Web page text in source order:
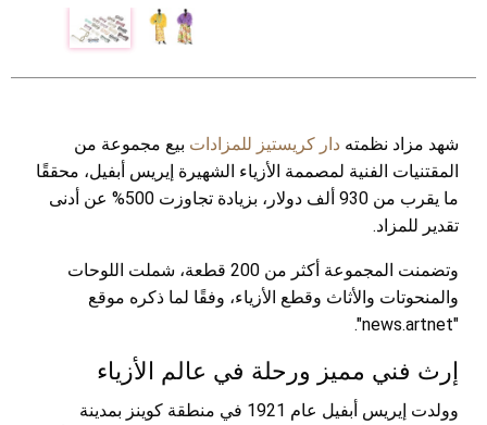
شهد مزاد نظمته دار كريستيز للمزادات بيع مجموعة من
المقتنيات الفنية لمصممة الأزياء الشهيرة إيريس أبفيل، محققًا
ما يقرب من 930 ألف دولار، بزيادة تجاوزت 500% عن أدنى
تقدير للمزاد.
وتضمنت المجموعة أكثر من 200 قطعة، شملت اللوحات
والمنحوتات والأثاث وقطع الأزياء، وفقًا لما ذكره موقع
"news.artnet".
إرث فني مميز ورحلة في عالم الأزياء
وولدت إيريس أبفيل عام 1921 في منطقة كوينز بمدينة